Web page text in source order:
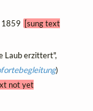
1859 [sung text
Laub erzittert",
)
not yet